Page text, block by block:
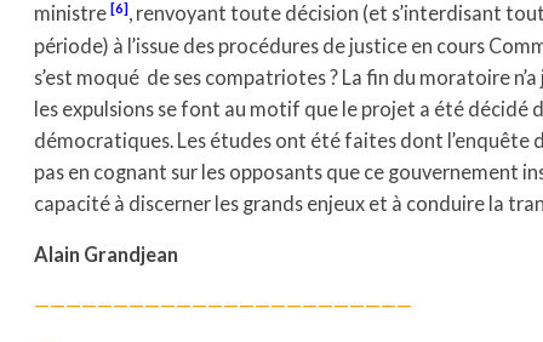
ministre [6] , renvoyant toute décision (et s’interdisant
période) à l’issue des procédures de justice en cours
s’est moqué de ses compatriotes ? La fin du moratoire
les expulsions se font au motif que le projet a été décidé
démocratiques. Les études ont été faites dont l’enquête
pas en cognant sur les opposants que ce gouvernement
capacité à discerner les grands enjeux et à conduire la
Alain Grandjean
————————————————————————